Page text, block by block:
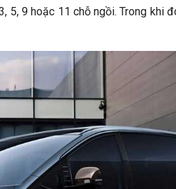
5, 9 hoặc 11 chỗ ngồi. Trong khi